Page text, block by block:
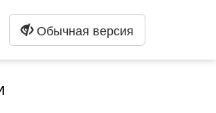
Обычная версия